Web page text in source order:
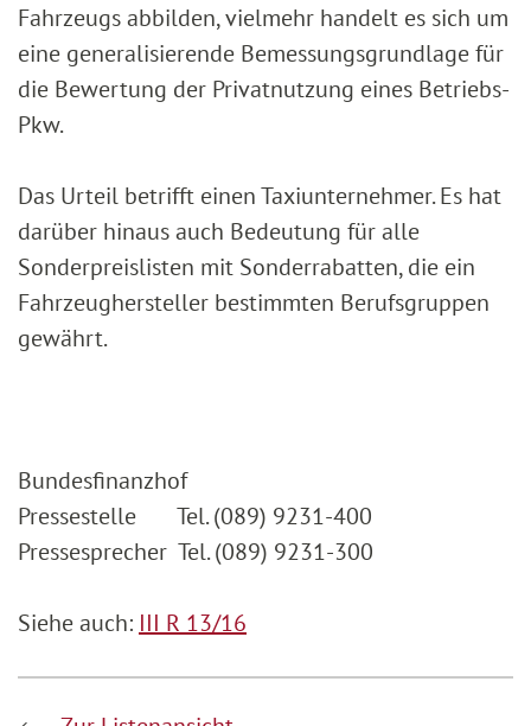
Fahrzeugs abbilden, vielmehr handelt es sich um
eine generalisierende Bemessungsgrundlage für
die Bewertung der Privatnutzung eines Betriebs-
Pkw.
Das Urteil betrifft einen Taxiunternehmer. Es hat
darüber hinaus auch Bedeutung für alle
Sonderpreislisten mit Sonderrabatten, die ein
Fahrzeughersteller bestimmten Berufsgruppen
gewährt.
Bundesfinanzhof
Pressestelle Tel. (089) 9231-400
Pressesprecher Tel. (089) 9231-300
Siehe auch: III R 13/16